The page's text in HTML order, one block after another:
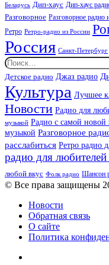
Беларусь Дип-хаус Дип-хаус
Разговорное Разговорное радио
Ретро Ретро-радио из России
Россия Санкт-Петербург
Найти:
Детское радио Джаз радио
Культура Лучшее
Новости Радио для
музыкой Радио с самой новой
музыкой Разговорное
расслабиться Ретро радио
радио для
любой вкус Фолк радио Шансон
© Все права защищены
Новости
Обратная связь
О сайте
Политика